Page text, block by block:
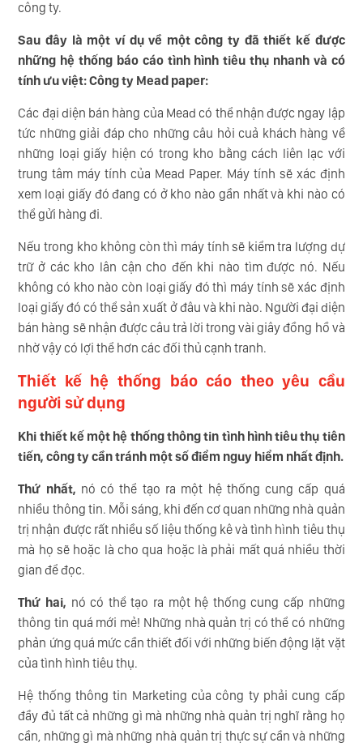
công ty.
Sau đây là một ví dụ về một công ty đã thiết kế được
những hệ thống báo cáo tình hình tiêu thụ nhanh và có
tính ưu việt: Công ty Mead paper:
Các đại diện bán hàng của Mead có thể nhận được ngay lập
tức những giải đáp cho những câu hỏi cuả khách hàng về
những loại giấy hiện có trong kho bằng cách liên lạc với
trung tâm máy tính của Mead Paper. Máy tính sẽ xác định
xem loại giấy đó đang có ở kho nào gần nhất và khi nào có
thể gửi hàng đi.
Nếu trong kho không còn thì máy tính sẽ kiểm tra lượng dự
trữ ở các kho lân cận cho đến khi nào tìm được nó. Nếu
không có kho nào còn loại giấy đó thì máy tính sẽ xác định
loại giấy đó có thể sản xuất ở đâu và khi nào. Người đại diện
bán hàng sẽ nhận được câu trả lời trong vài giây đồng hồ và
nhờ vậy có lợi thể hơn các đối thủ cạnh tranh.
Thiết kế hệ thống báo cáo theo yêu cầu
người sử dụng
Khi thiết kế một hệ thống thông tin tình hình tiêu thụ tiên
tiến, công ty cần tránh một số điểm nguy hiểm nhất định.
Thứ nhất, nó có thể tạo ra một hệ thống cung cấp quá
nhiều thông tin. Mỗi sáng, khi đến cơ quan những nhà quản
trị nhận được rất nhiều số liệu thống kê và tình hình tiêu thụ
mà họ sẽ hoặc là cho qua hoặc là phải mất quá nhiều thời
gian để đọc.
Thứ hai, nó có thể tạo ra một hệ thống cung cấp những
thông tin quá mới mẻ! Những nhà quản trị có thể có những
phản ứng quá mức cần thiết đối với những biến động lặt vặt
của tình hình tiêu thụ.
Hệ thống thông tin Marketing của công ty phải cung cấp
đầy đủ tất cả những gì mà những nhà quản trị nghĩ rằng họ
cần, những gì mà những nhà quản trị thực sự cần và những